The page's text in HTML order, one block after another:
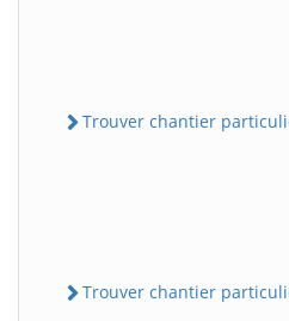
Trouver chantier
Trouver chantier